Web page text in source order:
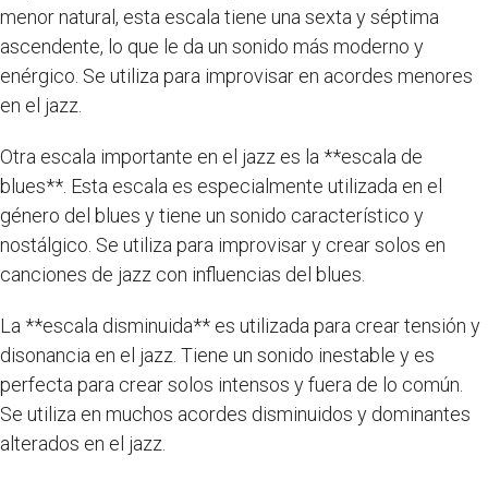
menor natural, esta escala tiene una sexta y séptima
ascendente, lo que le da un sonido más moderno y
enérgico. Se utiliza para improvisar en acordes menores
en el jazz.
Otra escala importante en el jazz es la **escala de
blues**. Esta escala es especialmente utilizada en el
género del blues y tiene un sonido característico y
nostálgico. Se utiliza para improvisar y crear solos en
canciones de jazz con influencias del blues.
La **escala disminuida** es utilizada para crear tensión y
disonancia en el jazz. Tiene un sonido inestable y es
perfecta para crear solos intensos y fuera de lo común.
Se utiliza en muchos acordes disminuidos y dominantes
alterados en el jazz.